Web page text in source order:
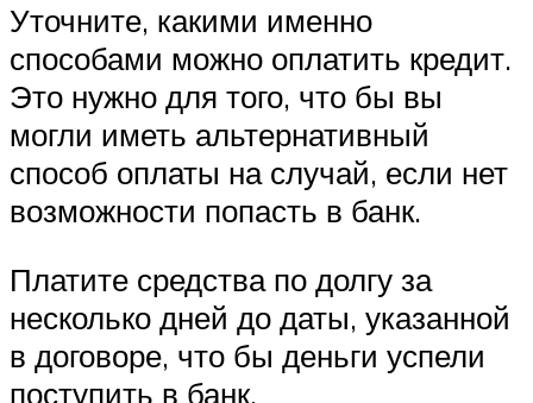
Уточните, какими именно
способами можно оплатить кредит.
Это нужно для того, что бы вы
могли иметь альтернативный
способ оплаты на случай, если нет
возможности попасть в банк.
Платите средства по долгу за
несколько дней до даты, указанной
в договоре, что бы деньги успели
поступить в банк.